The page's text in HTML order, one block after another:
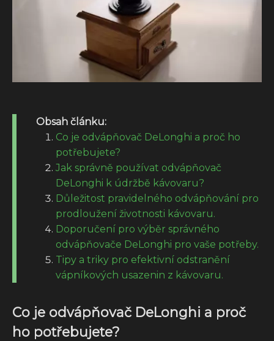
Obsah článku:
Co je odvápňovač DeLonghi a proč ho
potřebujete?
Jak správně používat odvápňovač
DeLonghi k údržbě kávovaru?
Důležitost pravidelného odvápňování pro
prodloužení životnosti kávovaru.
Doporučení pro výběr správného
odvápňovače DeLonghi pro vaše potřeby.
Tipy a triky pro efektivní odstranění
vápníkových usazenin z kávovaru.
Co je odvápňovač DeLonghi a proč
ho potřebujete?